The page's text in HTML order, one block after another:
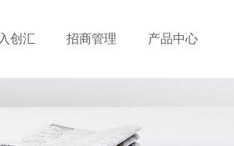
创汇 招商管理 产品中心